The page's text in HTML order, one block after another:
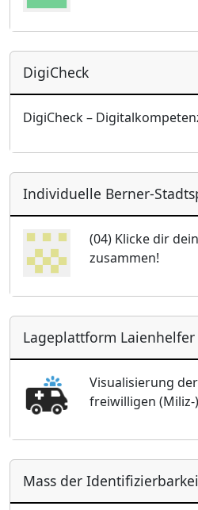
DigiCheck
DigiCheck –
Individuelle Berner-
(04) Klicke dir
zusammen!
Lageplattform
Visualisierung
freiwilligen
Mass der